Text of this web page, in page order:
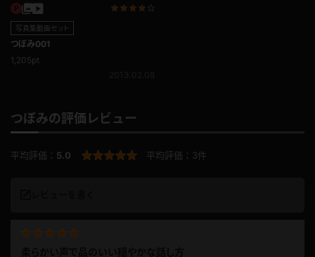
写真集動画セット
つぼみ001
1,205pt
つぼみの評価レビュー
平均評価： 5.0 平均評価： 3件